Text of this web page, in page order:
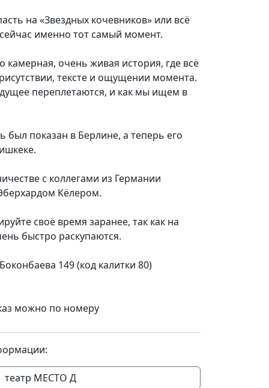
на «Звездных кочевников» или всё
именно тот самый момент.
камерная, очень живая история, где всё
тексте и ощущении момента.
переплетаются, и как мы ищем в
был показан в Берлине, а теперь его
с коллегами из Германии
Кёлером.
своё время заранее, так как на
быстро раскупаются.
149 (код калитки 80)
можно по номеру
театр МЕСТО Д